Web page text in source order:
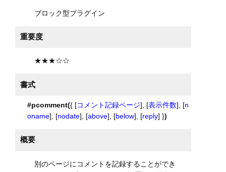
ブロック型プラグイン
重要度
★★★☆☆
書式
#pcomment({ [コメント記録ページ], [表示件数], [n
oname], [nodate], [above], [below], [reply] })
概要
別のページにコメントを記録することができ